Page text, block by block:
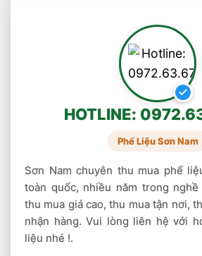
ty chúng tôi có rất nhiều đơn
thiếc sản xuất công nghiệp
di động bởi các công ty
chúng tôi nhận mua thiếc trên
thiếc phế liệu, thiếc vụn, mua
số lượng lớn, thu mua thiếc
thiec gia cao Mua thiếc
cuộn…
HOTLINE:
Phế Liệu Sơn Nam
Sơn Nam chuyên thu mua phế
toàn quốc, nhiều năm trong
thu mua giá cao, thu mua tận nơi,
nhận hàng. Vui lòng liên hệ với
liệu nhé !.